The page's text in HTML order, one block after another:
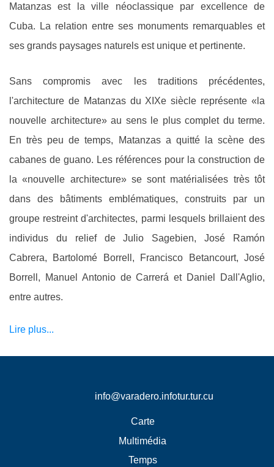
Matanzas est la ville néoclassique par excellence de
Cuba. La relation entre ses monuments remarquables et
ses grands paysages naturels est unique et pertinente.
Sans compromis avec les traditions précédentes,
l'architecture de Matanzas du XIXe siècle représente «la
nouvelle architecture» au sens le plus complet du terme.
En très peu de temps, Matanzas a quitté la scène des
cabanes de guano. Les références pour la construction de
la «nouvelle architecture» se sont matérialisées très tôt
dans des bâtiments emblématiques, construits par un
groupe restreint d'architectes, parmi lesquels brillaient des
individus du relief de Julio Sagebien, José Ramón
Cabrera, Bartolomé Borrell, Francisco Betancourt, José
Borrell, Manuel Antonio de Carrerá et Daniel Dall'Aglio,
entre autres.
Lire plus...
info@varadero.infotur.tur.cu
Carte
Multimédia
Temps